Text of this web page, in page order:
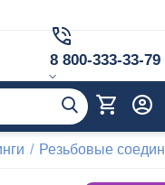
8 800-333-33-79
/ Резьбовые